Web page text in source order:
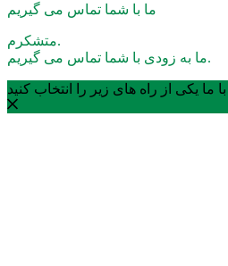
ما با شما تماس می گیریم
متشکرم.
ما به زودی با شما تماس می گیریم.
ما یکی از راه های زیر را انتخاب کنید